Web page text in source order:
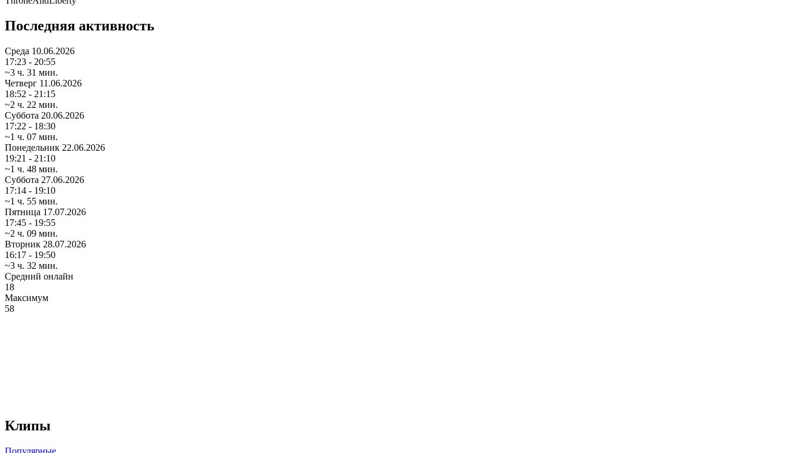
Последняя активность
Среда 10.06.2026
17:23 - 20:55
~3 ч. 31 мин.
Четверг 11.06.2026
18:52 - 21:15
~2 ч. 22 мин.
Суббота 20.06.2026
17:22 - 18:30
~1 ч. 07 мин.
Понедельник 22.06.2026
19:21 - 21:10
~1 ч. 48 мин.
Суббота 27.06.2026
17:14 - 19:10
~1 ч. 55 мин.
Пятница 17.07.2026
17:45 - 19:55
~2 ч. 09 мин.
Вторник 28.07.2026
16:17 - 19:50
~3 ч. 32 мин.
Средний онлайн
18
Максимум
58
Клипы
Популярные